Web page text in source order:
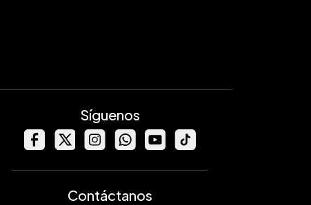
Síguenos
Contáctanos